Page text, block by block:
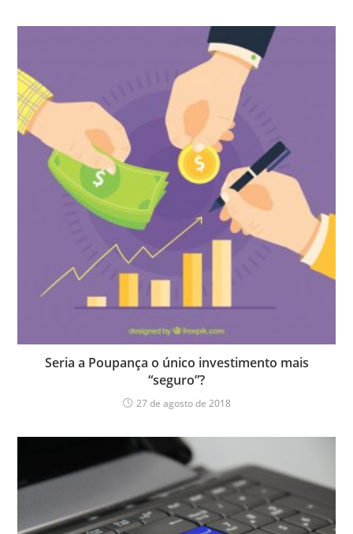
Seria a Poupança o único investimento mais
“seguro”?
27 de agosto de 2018